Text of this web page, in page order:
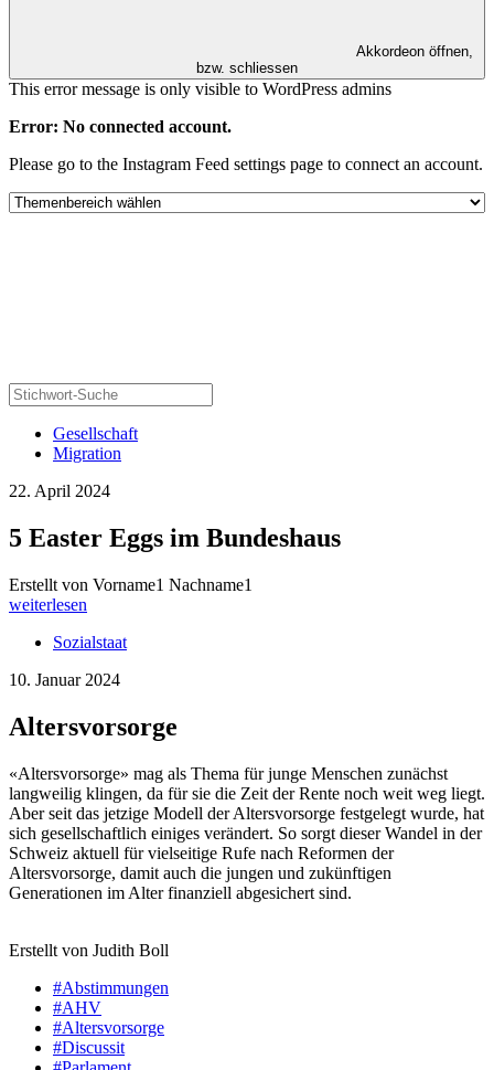
Akkordeon öffnen,
bzw. schliessen
This error message is only visible to WordPress admins
Error: No connected account.
Please go to the Instagram Feed settings page to connect an account.
Gesellschaft
Migration
22. April 2024
5 Easter Eggs im Bundeshaus
Erstellt von Vorname1 Nachname1
weiterlesen
Sozialstaat
10. Januar 2024
Altersvorsorge
«Altersvorsorge» mag als Thema für junge Menschen zunächst
langweilig klingen, da für sie die Zeit der Rente noch weit weg liegt.
Aber seit das jetzige Modell der Altersvorsorge festgelegt wurde, hat
sich gesellschaftlich einiges verändert. So sorgt dieser Wandel in der
Schweiz aktuell für vielseitige Rufe nach Reformen der
Altersvorsorge, damit auch die jungen und zukünftigen
Generationen im Alter finanziell abgesichert sind.
Erstellt von Judith Boll
#Abstimmungen
#AHV
#Altersvorsorge
#Discussit